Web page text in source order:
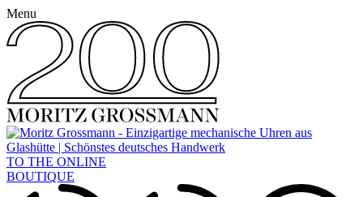
Menu
TO THE ONLINE
BOUTIQUE